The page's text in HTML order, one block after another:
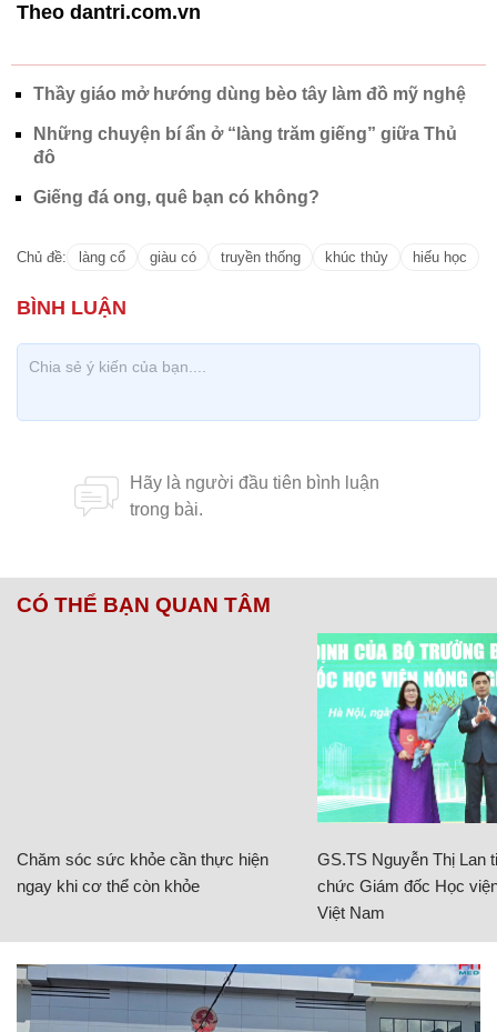
Theo dantri.com.vn
Thầy giáo mở hướng dùng bèo tây làm đồ mỹ nghệ
Những chuyện bí ẩn ở “làng trăm giếng” giữa Thủ
đô
Giếng đá ong, quê bạn có không?
Chủ đề: làng cổ giàu có truyền thống khúc thủy hiếu học
CÓ THỂ BẠN QUAN TÂM
Chăm sóc sức khỏe cần thực hiện
ngay khi cơ thể còn khỏe
GS.TS Nguyễn Thị Lan
chức Giám đốc Học
Việt Nam